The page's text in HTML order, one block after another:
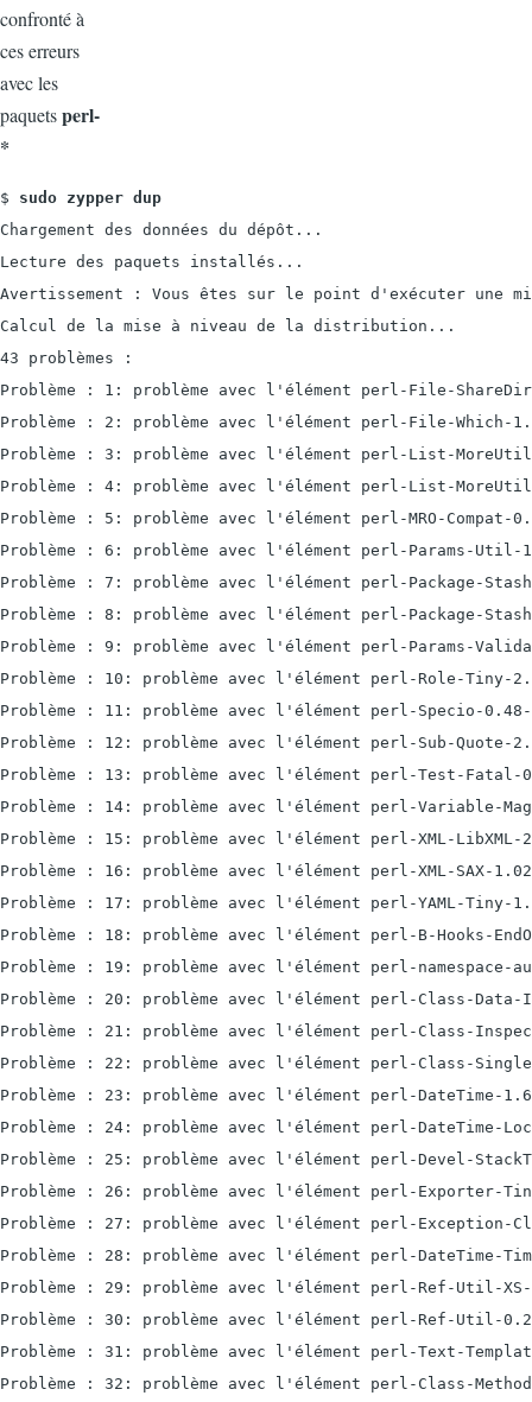
confronté à
ces erreurs
avec les
paquetsperl-
*
$ sudo zypper dup
Chargement des données du dépôt...
Lecture des paquets installés...
Avertissement : Vous êtes sur le point d'exécuter une
Calcul de la mise à niveau de la distribution...
43 problèmes :
Problème : 1: problème avec l'élément perl-File-
Problème : 2: problème avec l'élément perl-File-Which-
Problème : 3: problème avec l'élément perl-List-
Problème : 4: problème avec l'élément perl-List-
Problème : 5: problème avec l'élément perl-MRO-
Problème : 6: problème avec l'élément perl-Params-
Problème : 7: problème avec l'élément perl-Package-
Problème : 8: problème avec l'élément perl-Package-
Problème : 9: problème avec l'élément perl-Params-
Problème : 10: problème avec l'élément perl-Role-Tiny-
Problème : 11: problème avec l'élément perl-Specio-
Problème : 12: problème avec l'élément perl-Sub-Quote-
Problème : 13: problème avec l'élément perl-Test-
Problème : 14: problème avec l'élément perl-Variable-
Problème : 15: problème avec l'élément perl-XML-
Problème : 16: problème avec l'élément perl-XML-SAX-
Problème : 17: problème avec l'élément perl-YAML-
Problème : 18: problème avec l'élément perl-B-Hooks-
Problème : 19: problème avec l'élément perl-
Problème : 20: problème avec l'élément perl-Class-
Problème : 21: problème avec l'élément perl-Class-
Problème : 22: problème avec l'élément perl-Class-
Problème : 23: problème avec l'élément perl-DateTime-
Problème : 24: problème avec l'élément perl-DateTime-
Problème : 25: problème avec l'élément perl-Devel-
Problème : 26: problème avec l'élément perl-Exporter-
Problème : 27: problème avec l'élément perl-Exception-
Problème : 28: problème avec l'élément perl-DateTime-
Problème : 29: problème avec l'élément perl-Ref-Util-
Problème : 30: problème avec l'élément perl-Ref-Util-
Problème : 31: problème avec l'élément perl-Text-
Problème : 32: problème avec l'élément perl-Class-